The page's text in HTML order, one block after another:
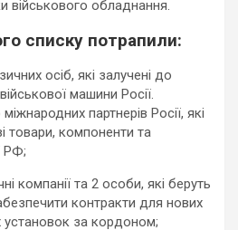
військового обладнання.
списку потрапили:
осіб, які залучені до
машини Росії.
партнерів Росії, які
товари, компоненти та
РФ;
компанії та 2 особи, які беруть
контракти для нових
установок за кордоном;